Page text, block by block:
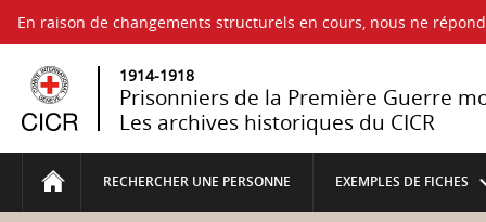
En raison de changements structurels en cours, nous ne
1914-1918
Prisonniers de la Première Guerre
Les archives historiques du CICR
RECHERCHER UNE PERSONNE EXEMPLES DE FICHES